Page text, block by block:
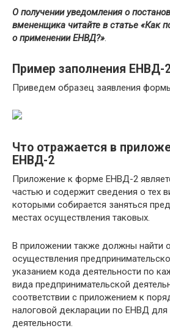
О получении уведомления о
вмененщика читайте в статье «Как
о применении ЕНВД?».
Пример заполнения ЕНВД-
Приведем образец заявления
Что отражается в
ЕНВД-2
Приложение к форме ЕНВД-2
частью и содержит сведения о тех
которыми собирается заняться
местах осуществления таковых.
В приложении также должны найти
осуществления
указанием кода деятельности по
вида предпринимательской
соответствии с приложением к
налоговой декларации по ЕНВД
деятельности.